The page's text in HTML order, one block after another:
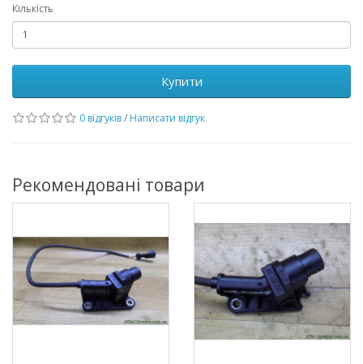
Кількість
Купити
0 відгуків/ Написати відгук
Рекомендовані товари